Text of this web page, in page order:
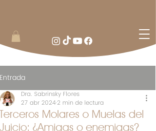
Entrada
Terceros Molares o Muelas del
Juicio: ¿Amigas o enemigas?
Dra. Sabrinsky Flores
27 abr 2024 2 min de lectura